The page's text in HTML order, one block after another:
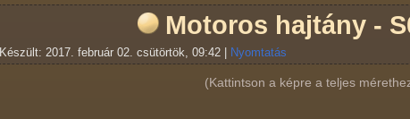
Motoros hajtány -
Készült: 2017. február 02. csütörtök, 09:42 Nyomtatás
(Kattintson a képre a teljes